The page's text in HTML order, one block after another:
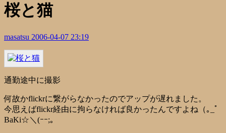
桜と猫
masatsu 2006-04-07 23:19
通勤途中に撮影
何故かflickrに繋がらなかったのでアップが遅れました。
今思えばflickr経由に拘らなければ良かったんですよね（｡_ﾟ
BaKi☆＼(ｰｰ;。